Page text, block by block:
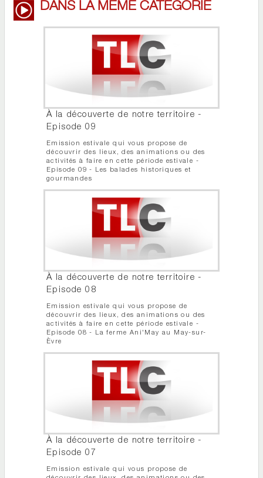
DANS LA MÊME CATÉGORIE
À la découverte de notre territoire -
Episode 09
Emission estivale qui vous propose de
découvrir des lieux, des animations ou des
activités à faire en cette période estivale -
Episode 09 - Les balades historiques et
gourmandes
À la découverte de notre territoire -
Episode 08
Emission estivale qui vous propose de
découvrir des lieux, des animations ou des
activités à faire en cette période estivale -
Episode 08 - La ferme Ani'May au May-sur-
Èvre
À la découverte de notre territoire -
Episode 07
Emission estivale qui vous propose de